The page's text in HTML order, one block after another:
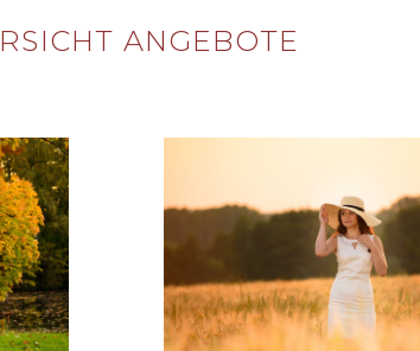
ANGEBOTE